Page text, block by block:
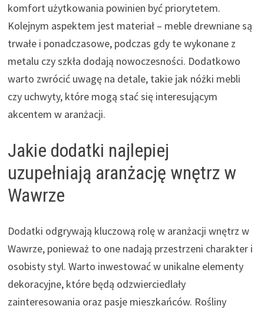
komfort użytkowania powinien być priorytetem.
Kolejnym aspektem jest materiał – meble drewniane są
trwałe i ponadczasowe, podczas gdy te wykonane z
metalu czy szkła dodają nowoczesności. Dodatkowo
warto zwrócić uwagę na detale, takie jak nóżki mebli
czy uchwyty, które mogą stać się interesującym
akcentem w aranżacji.
Jakie dodatki najlepiej
uzupełniają aranżację wnętrz w
Wawrze
Dodatki odgrywają kluczową rolę w aranżacji wnętrz w
Wawrze, ponieważ to one nadają przestrzeni charakter i
osobisty styl. Warto inwestować w unikalne elementy
dekoracyjne, które będą odzwierciedlały
zainteresowania oraz pasje mieszkańców. Rośliny